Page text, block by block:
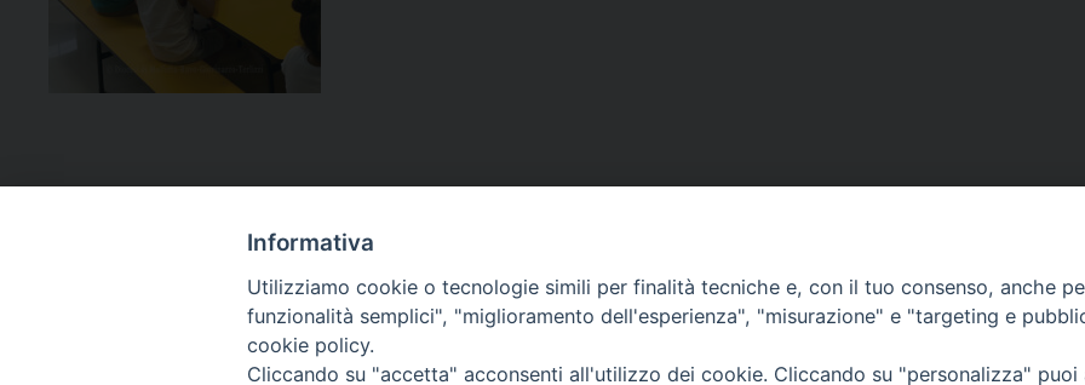
Ufficio Comunicazioni sociali
Informativa
Utilizziamo cookie o tecnologie simili per finalità tecniche e, con il tuo consenso, anche
funzionalità semplici", "miglioramento dell'esperienza", "misurazione" e "targeting e
cookie policy.
Cliccando su "accetta" acconsenti all'utilizzo dei cookie. Cliccando su "personalizza"